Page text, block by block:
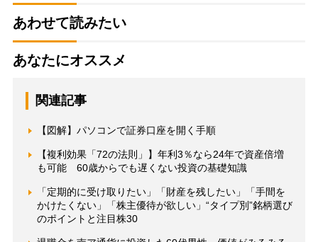
あわせて読みたい
あなたにオススメ
関連記事
【図解】パソコンで証券口座を開く手順
【複利効果「72の法則」】年利3％なら24年で資産倍増
も可能 60歳からでも遅くない投資の基礎知識
「定期的に受け取りたい」「財産を残したい」「手間を
かけたくない」「株主優待が欲しい」“タイプ別”銘柄選び
のポイントと注目株30